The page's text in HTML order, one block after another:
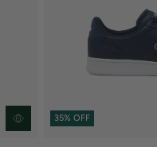
35% OFF